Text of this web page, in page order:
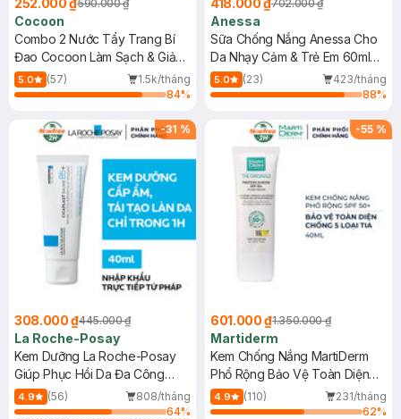
252.000 ₫590.000 ₫
Cocoon
Combo 2 Nước Tẩy Trang Bí
Đao Cocoon Làm Sạch & Giảm
Dầu 500ml
5.0 (57)
1.5k/tháng
84%
418.000 ₫702.000 ₫
Anessa
Sữa Chống Nắng Anessa Cho
Da Nhạy Cảm & Trẻ Em 60ml
(Mới)
5.0 (23)
423/tháng
88%
-31 %
308.000 ₫445.000 ₫
La Roche-Posay
Kem Dưỡng La Roche-Posay
Giúp Phục Hồi Da Đa Công
Dụng 40ml
4.9 (56)
808/tháng
64%
-55 %
601.000 ₫1.350.000 ₫
Martiderm
Kem Chống Nắng MartiDerm
Phổ Rộng Bảo Vệ Toàn Diện
40ml
4.9 (110)
231/tháng
62%